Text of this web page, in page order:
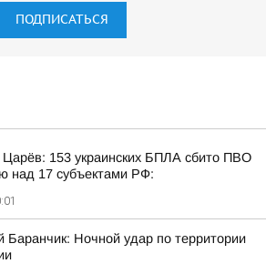
ПОДПИСАТЬСЯ
Царёв: 153 украинских БПЛА сбито ПВО
над 17 субъектами РФ:
Баранчик: Ночной удар по территории